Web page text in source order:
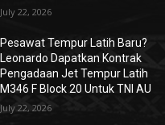
July 22, 2026
Pesawat Tempur Latih Baru?
Leonardo Dapatkan Kontrak
Pengadaan Jet Tempur Latih
M346 F Block 20 Untuk TNI AU
July 22, 2026